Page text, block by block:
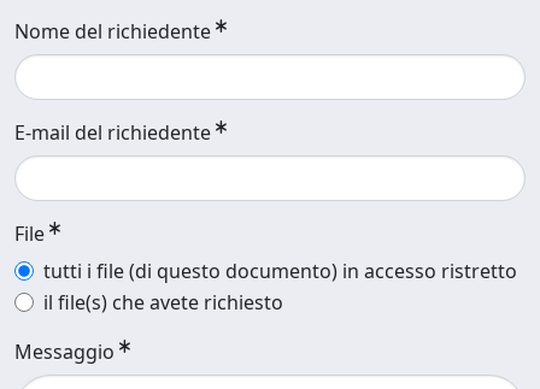
Nome del richiedente
E-mail del richiedente
File
tutti i file (di questo documento) in accesso ristretto
il file(s) che avete richiesto
Messaggio